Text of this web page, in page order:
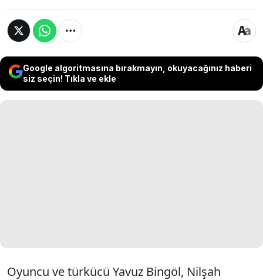
Google algoritmasına bırakmayın, okuyacağınız haberi
siz seçin! Tıkla ve ekle
Oyuncu ve türkücü Yavuz Bingöl, Nilşah